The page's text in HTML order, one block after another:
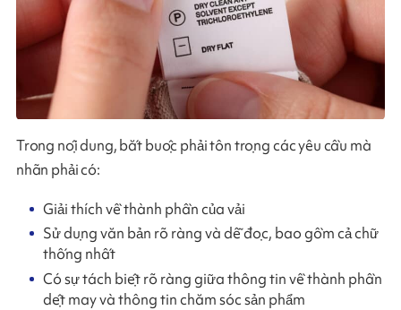
Trong nội dung, bắt buộc phải tôn trọng các yêu cầu mà
nhãn phải có:
Giải thích về thành phần của vải
Sử dụng văn bản rõ ràng và dễ đọc, bao gồm cả chữ
thống nhất
Có sự tách biệt rõ ràng giữa thông tin về thành phần
dệt may và thông tin chăm sóc sản phẩm